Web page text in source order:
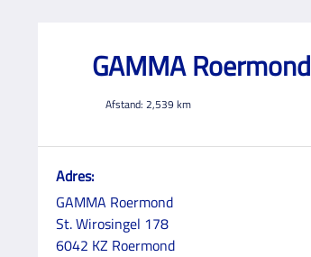
GAMMA Roermond
Afstand: 2,539 km
Adres:
GAMMA Roermond
St. Wirosingel 178
6042 KZ Roermond